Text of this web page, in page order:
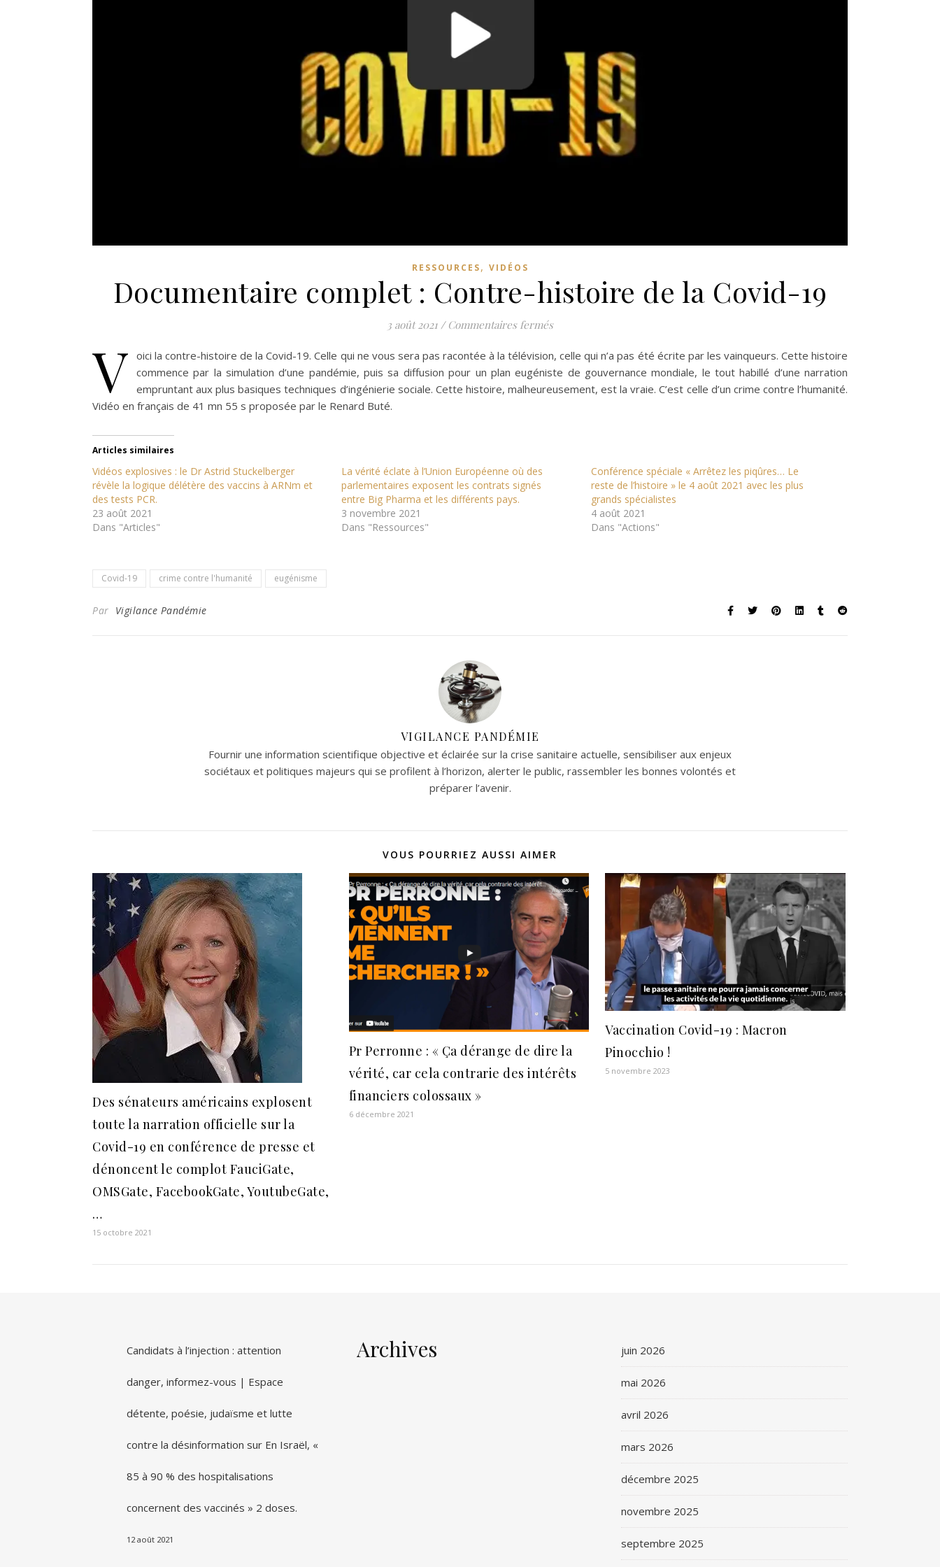
RESSOURCES, VIDÉOS
Documentaire complet : Contre-histoire de la Covid-19
3 août 2021 / Commentaires ferméssur Documentaire complet : Contre-histoire de la Covid-19
V oici la contre-histoire de la Covid-19. Celle qui ne vous sera pas racontée à la télévision, celle qui n’a pas été écrite par les vainqueurs. Cette histoire
commence par la simulation d’une pandémie, puis sa diffusion pour un plan eugéniste de gouvernance mondiale, le tout habillé d’une narration
empruntant aux plus basiques techniques d’ingénierie sociale. Cette histoire, malheureusement, est la vraie. C’est celle d’un crime contre l’humanité.
Vidéo en français de 41 mn 55 s proposée par le Renard Buté.
Articles similaires
Vidéos explosives : le Dr Astrid Stuckelberger
révèle la logique délétère des vaccins à ARNm et
des tests PCR.
23 août 2021
Dans "Articles"
La vérité éclate à l’Union Européenne où des
parlementaires exposent les contrats signés
entre Big Pharma et les différents pays.
3 novembre 2021
Dans "Ressources"
Conférence spéciale « Arrêtez les piqûres… Le
reste de l’histoire » le 4 août 2021 avec les plus
grands spécialistes
4 août 2021
Dans "Actions"
Covid-19 crime contre l'humanité eugénisme
Par Vigilance Pandémie
VIGILANCE PANDÉMIE
Fournir une information scientifique objective et éclairée sur la crise sanitaire actuelle, sensibiliser aux enjeux
sociétaux et politiques majeurs qui se profilent à l’horizon, alerter le public, rassembler les bonnes volontés et
préparer l’avenir.
VOUS POURRIEZ AUSSI AIMER
Des sénateurs américains explosent
toute la narration officielle sur la
Covid-19 en conférence de presse et
dénoncent le complot FauciGate,
OMSGate, FacebookGate, YoutubeGate,
…
15 octobre 2021
Pr Perronne : « Ça dérange de dire la
vérité, car cela contrarie des intérêts
financiers colossaux »
6 décembre 2021
Vaccination Covid-19 : Macron
Pinocchio !
5 novembre 2023
Candidats à l’injection : attention
danger, informez-vous | Espace
détente, poésie, judaïsme et lutte
contre la désinformation sur En Israël, «
85 à 90 % des hospitalisations
concernent des vaccinés » 2 doses.
12 août 2021
Archives juin 2026
mai 2026
avril 2026
mars 2026
décembre 2025
novembre 2025
septembre 2025